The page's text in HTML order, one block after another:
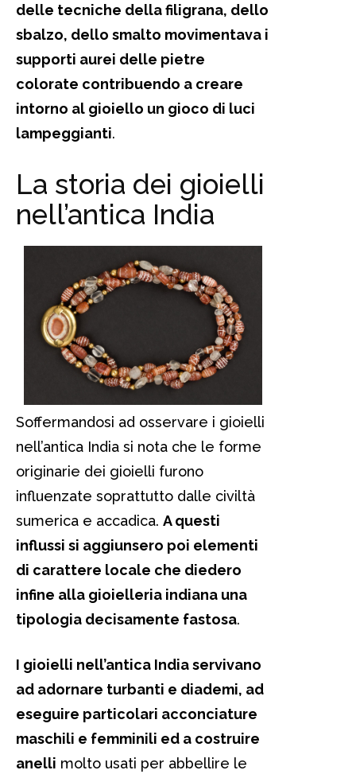
delle tecniche della filigrana, dello
sbalzo, dello smalto movimentava i
supporti aurei delle pietre
colorate contribuendo a creare
intorno al gioiello un gioco di luci
lampeggianti.
La storia dei gioielli
nell’antica India
Soffermandosi ad osservare i gioielli
nell’antica India si nota che le forme
originarie dei gioielli furono
influenzate soprattutto dalle civiltà
sumerica e accadica. A questi
influssi si aggiunsero poi elementi
di carattere locale che diedero
infine alla gioielleria indiana una
tipologia decisamente fastosa.
I gioielli nell’antica India servivano
ad adornare turbanti e diademi, ad
eseguire particolari acconciature
maschili e femminili ed a costruire
anelli molto usati per abbellire le